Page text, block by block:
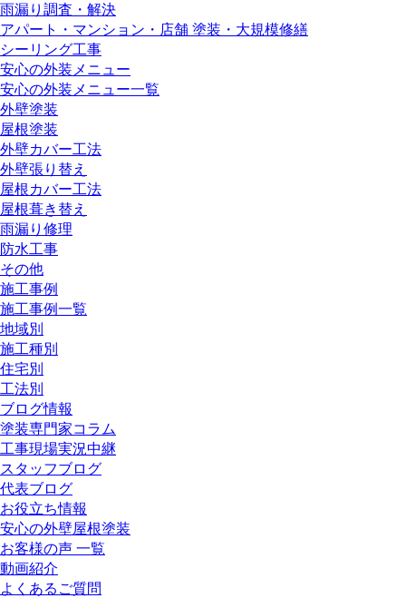
雨漏り調査・解決
アパート・マンション・店舗 塗装・大規模修繕
シーリング工事
安心の外装メニュー
安心の外装メニュー一覧
外壁塗装
屋根塗装
外壁カバー工法
外壁張り替え
屋根カバー工法
屋根葺き替え
雨漏り修理
防水工事
その他
施工事例
施工事例一覧
地域別
施工種別
住宅別
工法別
ブログ情報
塗装専門家コラム
工事現場実況中継
スタッフブログ
代表ブログ
お役立ち情報
安心の外壁屋根塗装
お客様の声 一覧
動画紹介
よくあるご質問